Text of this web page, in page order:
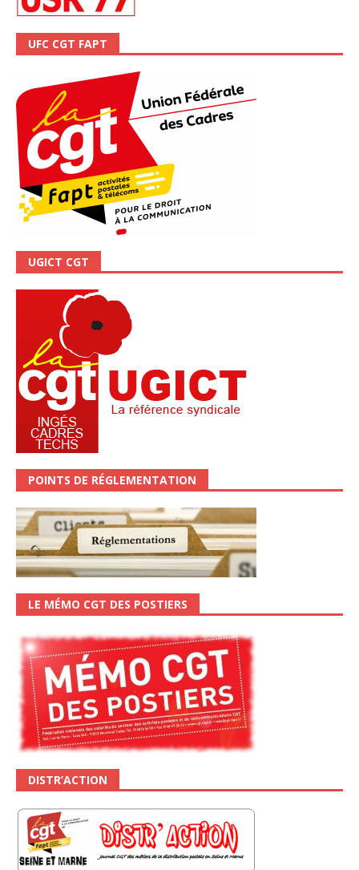
UFC CGT FAPT
UGICT CGT
POINTS DE RÉGLEMENTATION
LE MÉMO CGT DES POSTIERS
DISTR’ACTION